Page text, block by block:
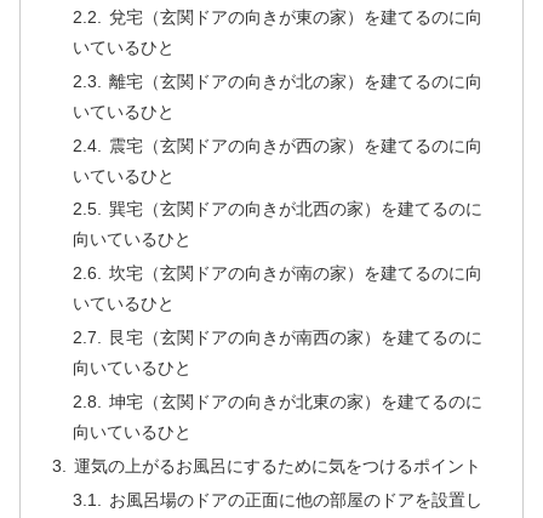
兌宅（玄関ドアの向きが東の家）を建てるのに向
いているひと
離宅（玄関ドアの向きが北の家）を建てるのに向
いているひと
震宅（玄関ドアの向きが西の家）を建てるのに向
いているひと
巽宅（玄関ドアの向きが北西の家）を建てるのに
向いているひと
坎宅（玄関ドアの向きが南の家）を建てるのに向
いているひと
艮宅（玄関ドアの向きが南西の家）を建てるのに
向いているひと
坤宅（玄関ドアの向きが北東の家）を建てるのに
向いているひと
運気の上がるお風呂にするために気をつけるポイント
お風呂場のドアの正面に他の部屋のドアを設置し